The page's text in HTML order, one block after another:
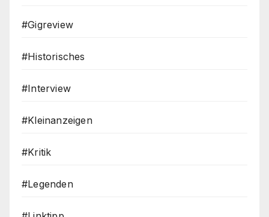
#Gigreview
#Historisches
#Interview
#Kleinanzeigen
#Kritik
#Legenden